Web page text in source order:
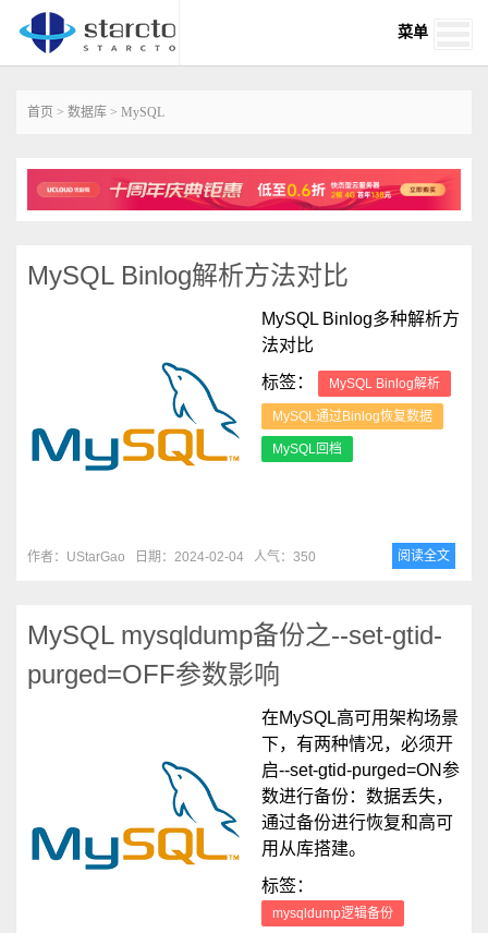
菜单
首页 > 数据库 > MySQL
MySQL Binlog解析方法对比
MySQL Binlog多种解析方
法对比
标签：
MySQL Binlog解析
MySQL通过Binlog恢复数据
MySQL回档
作者：UStarGao 日期：2024-02-04 人气：350 阅读全文
MySQL mysqldump备份之--set-gtid-
purged=OFF参数影响
在MySQL高可用架构场景
下，有两种情况，必须开
启--set-gtid-purged=ON参
数进行备份：数据丢失，
通过备份进行恢复和高可
用从库搭建。
标签：
mysqldump逻辑备份